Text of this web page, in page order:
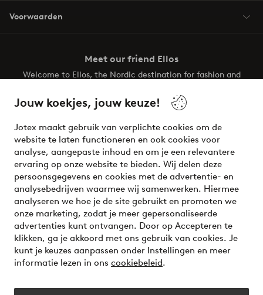
Jouw koekjes, jouw keuze!
Jotex maakt gebruik van verplichte cookies om de
website te laten functioneren en ook cookies voor
analyse, aangepaste inhoud en om je een relevantere
ervaring op onze website te bieden. Wij delen deze
persoonsgegevens en cookies met de advertentie- en
analysebedrijven waarmee wij samenwerken. Hiermee
analyseren we hoe je de site gebruikt en promoten we
onze marketing, zodat je meer gepersonaliseerde
advertenties kunt ontvangen. Door op Accepteren te
klikken, ga je akkoord met ons gebruik van cookies. Je
kunt je keuzes aanpassen onder Instellingen en meer
informatie lezen in ons cookiebeleid.
Voorwaarden
Meet our friend Ellos
Welcome to Ellos, the Nordic destination for fashion and
your wardrobe. Your next inspiring look is here!
Veilig betalen - Nu betalen of opsplitsen
Wil je meer weten over onze betaalopties?